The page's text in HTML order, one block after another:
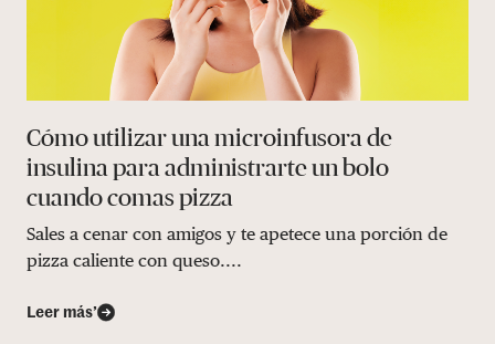
Cómo utilizar una microinfusora de
insulina para administrarte un bolo
cuando comas pizza
Sales a cenar con amigos y te apetece una porción de
pizza caliente con queso....
Leer más’